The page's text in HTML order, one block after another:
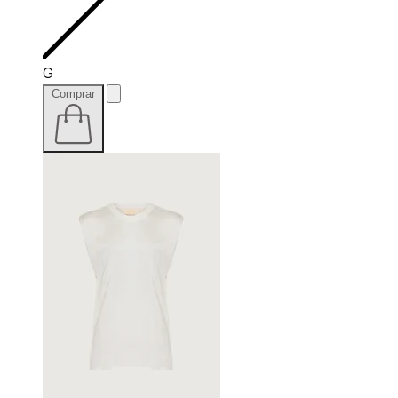
G
Comprar